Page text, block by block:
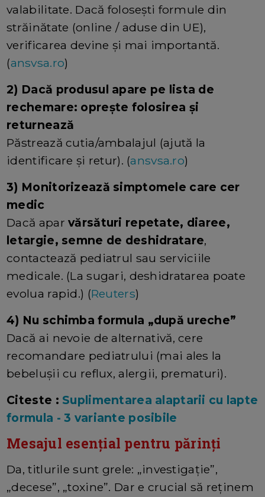
valabilitate. Dacă folosești formule din
străinătate (online / aduse din UE),
verificarea devine și mai importantă.
(ansvsa.ro)
2) Dacă produsul apare pe lista de
rechemare: oprește folosirea și
returnează
Păstrează cutia/ambalajul (ajută la
identificare și retur). (ansvsa.ro)
3) Monitorizează simptomele care cer
medic
Dacă aparvărsături repetate, diaree,
letargie, semne de deshidratare,
contactează pediatrul sau serviciile
medicale. (La sugari, deshidratarea poate
evolua rapid.) (Reuters)
4) Nu schimba formula „după ureche”
Dacă ai nevoie de alternativă, cere
recomandare pediatrului (mai ales la
bebelușii cu reflux, alergii, prematuri).
Citeste : Suplimentarea alaptarii cu lapte
formula - 3 variante posibile
Mesajul esențial pentru părinți
Da, titlurile sunt grele: „investigație”,
„decese”, „toxine”. Dar e crucial să reținem